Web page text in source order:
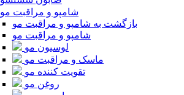
شامپو و مراقبت مو
بازگشت به شامپو و مراقبت مو
شامپو و مراقبت مو
لوسیون مو
ماسک و مراقبت مو
تقویت کننده مو
روغن مو